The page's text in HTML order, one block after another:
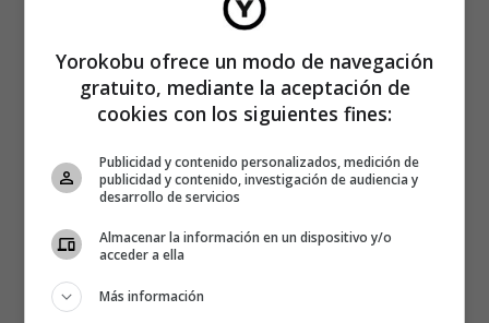
Yorokobu ofrece un modo de navegación
gratuito, mediante la aceptación de
cookies con los siguientes fines:
Publicidad y contenido personalizados, medición de
publicidad y contenido, investigación de audiencia y
desarrollo de servicios
Almacenar la información en un dispositivo y/o
acceder a ella
Más información